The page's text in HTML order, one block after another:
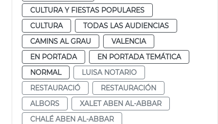
CULTURA Y FIESTAS POPULARES
CULTURA
TODAS LAS AUDIENCIAS
CAMINS AL GRAU
VALENCIA
EN PORTADA
EN PORTADA TEMÁTICA
NORMAL
LUISA NOTARIO
RESTAURACIÓ
RESTAURACIÓN
ALBORS
XALET ABEN AL-ABBAR
CHALÉ ABEN AL-ABBAR